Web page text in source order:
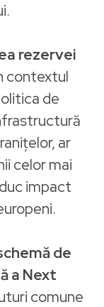
rezervei
contextul
de
ar
celor mai
impact
de
a Next
comune